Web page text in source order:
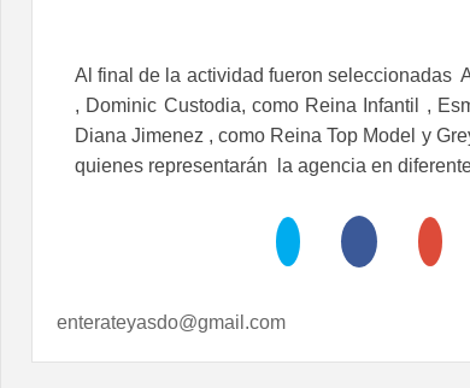
Al final de la actividad fueron seleccionadas
, Dominic Custodia, como Reina Infantil ,
Diana Jimenez , como Reina Top Model y
quienes representarán la agencia en
enterateyasdo@gmail.com